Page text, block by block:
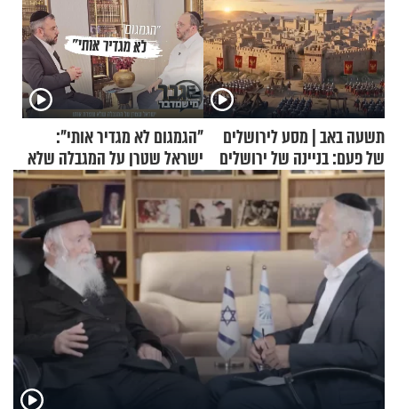
תשעה באב | מסע לירושלים
של פעם: בניינה של ירושלים
"הגמגום לא מגדיר אותי":
ישראל שטרן על המגבלה שלא
עוצרת אותו